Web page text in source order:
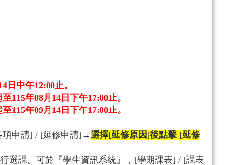
日中午12:00止。
115年08月14日下午17:00止。
115年09月14日下午17:00止。
項申請] / [延修申請]→選擇[延修原因]後點擊 [延修
選課。可於『學生資訊系統』，[學期課表] / [課表